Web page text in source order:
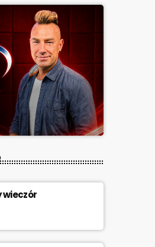
wieczór